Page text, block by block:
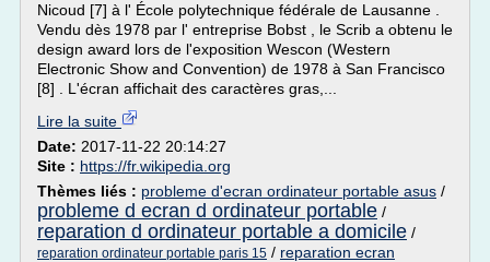
Nicoud [7] à l' École polytechnique fédérale de Lausanne .
Vendu dès 1978 par l' entreprise Bobst , le Scrib a obtenu le
design award lors de l'exposition Wescon (Western
Electronic Show and Convention) de 1978 à San Francisco
[8] . L'écran affichait des caractères gras,...
Lire la suite
Date: 2017-11-22 20:14:27
Site : https://fr.wikipedia.org
Thèmes liés : probleme d'ecran ordinateur portable asus /
probleme d ecran d ordinateur portable /
reparation d ordinateur portable a domicile /
reparation ordinateur portable paris 15 / reparation ecran